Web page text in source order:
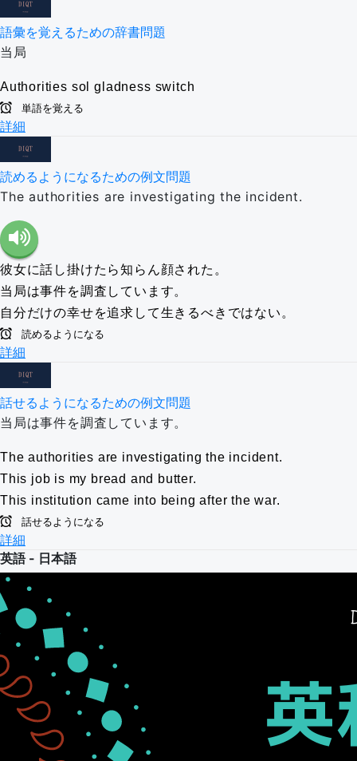
語彙を覚えるための辞書問題
当局
Authorities sol gladness switch
単語を覚える
詳細
読めるようになるための例文問題
The authorities are investigating the incident.
彼女に話し掛けたら知らん顔された。
当局は事件を調査しています。
自分だけの幸せを追求して生きるべきではない。
読めるようになる
詳細
話せるようになるための例文問題
当局は事件を調査しています。
The authorities are investigating the incident.
This job is my bread and butter.
This institution came into being after the war.
話せるようになる
詳細
英語 - 日本語